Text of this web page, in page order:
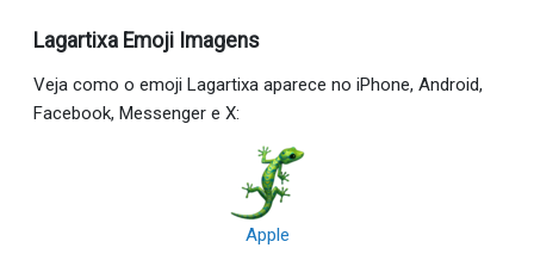
Lagartixa Emoji Imagens
Veja como o emoji Lagartixa aparece no iPhone, Android,
Facebook, Messenger e X:
Apple